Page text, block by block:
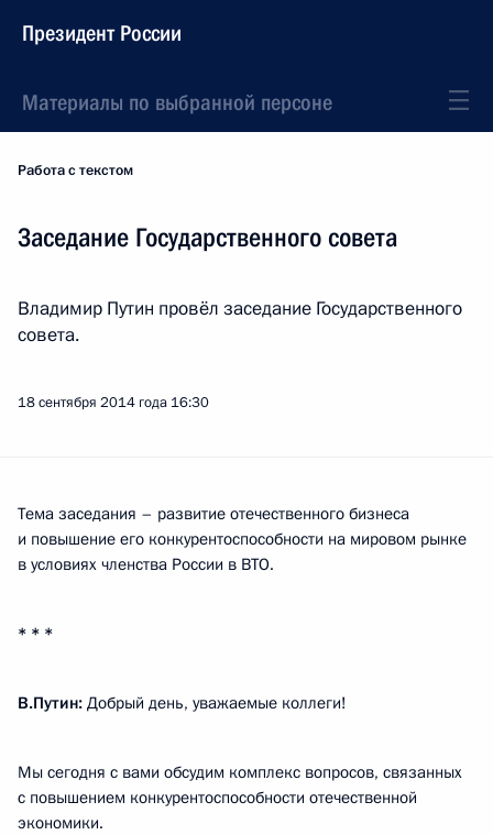
Президент России
Материалы по выбранной персоне
Работа с текстом
Заседание Государственного совета
Владимир Путин провёл заседание Государственного
совета.
18 сентября 2014 года 16:30
Тема заседания – развитие отечественного бизнеса
и повышение его конкурентоспособности на мировом рынке
в условиях членства России в ВТО.
* * *
В.Путин: Добрый день, уважаемые коллеги!
Мы сегодня с вами обсудим комплекс вопросов, связанных
с повышением конкурентоспособности отечественной
экономики.